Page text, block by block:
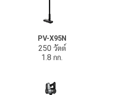
PV-X95N
250 วัตต์
1.8 กก.